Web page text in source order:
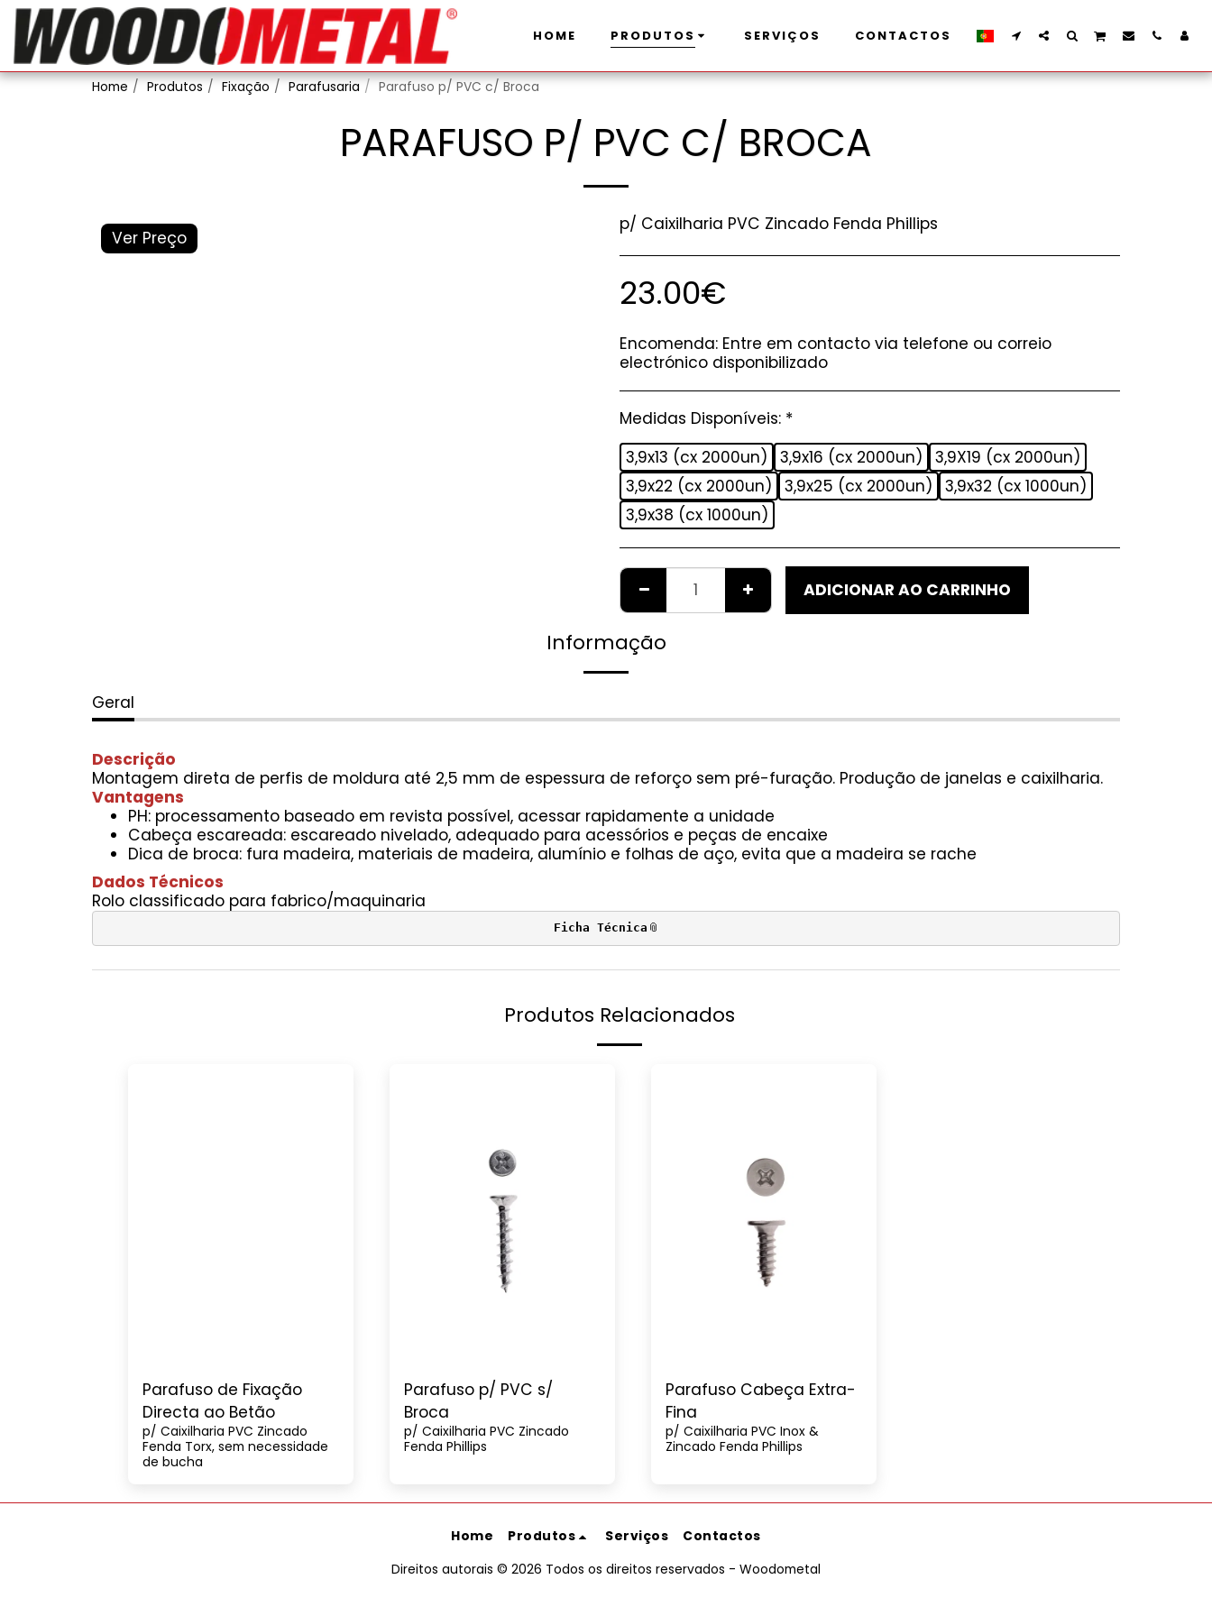
HOME PRODUTOS SERVIÇOS CONTACTOS
Home Produtos Fixação Parafusaria Parafuso p/ PVC c/ Broca
PARAFUSO P/ PVC C/ BROCA
Ver Preço
p/ Caixilharia PVC Zincado Fenda Phillips
23.00€
Encomenda: Entre em contacto via telefone ou correio
electrónico disponibilizado
Medidas Disponíveis: *
3,9x13 (cx 2000un)
3,9x16 (cx 2000un)
3,9X19 (cx 2000un)
3,9x22 (cx 2000un)
3,9x25 (cx 2000un)
3,9x32 (cx 1000un)
3,9x38 (cx 1000un)
ADICIONAR AO CARRINHO
Informação
Geral
Descrição
Montagem direta de perfis de moldura até 2,5 mm de espessura de reforço sem pré-furação. Produção de janelas e caixilharia.
Vantagens
PH: processamento baseado em revista possível, acessar rapidamente a unidade
Cabeça escareada: escareado nivelado, adequado para acessórios e peças de encaixe
Dica de broca: fura madeira, materiais de madeira, alumínio e folhas de aço, evita que a madeira se rache
Dados Técnicos
Rolo classificado para fabrico/maquinaria
Ficha Técnica
Produtos Relacionados
Parafuso de Fixação
Directa ao Betão
p/ Caixilharia PVC Zincado
Fenda Torx, sem necessidade
de bucha
Parafuso p/ PVC s/
Broca
p/ Caixilharia PVC Zincado
Fenda Phillips
Parafuso Cabeça Extra-
Fina
p/ Caixilharia PVC Inox &
Zincado Fenda Phillips
Home Produtos Serviços
Contactos
Direitos autorais © 2026 Todos os direitos reservados - Woodometal